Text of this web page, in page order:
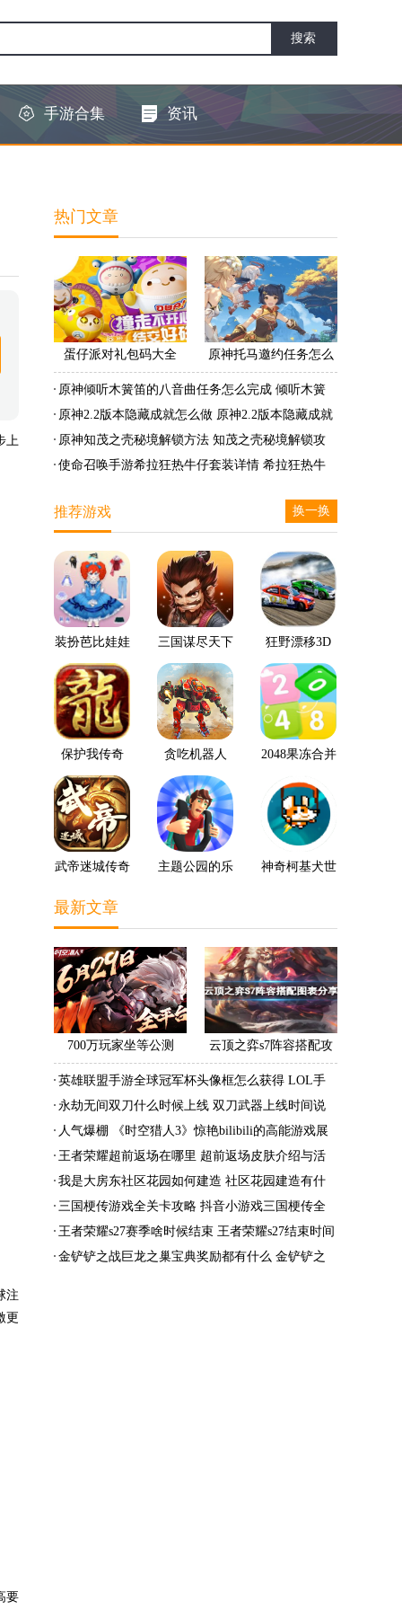
手游合集 资讯
上
注
更
要
热门文章
蛋仔派对礼包码大全
2022 蛋仔派对礼包码怎
么兑换
原神托马邀约任务怎么
做 原神托马邀约任务怎
么完成
原神倾听木簧笛的八音曲任务怎么完成 倾听木簧
笛的八音曲任务攻略
原神2.2版本隐藏成就怎么做 原神2.2版本隐藏成就
有哪些
原神知茂之壳秘境解锁方法 知茂之壳秘境解锁攻
略使命召唤手游希拉狂热牛仔套装详情 希拉狂热牛
推荐游戏 换一换
装扮芭比娃娃 三国谋尽天下 狂野漂移3D
保护我传奇 贪吃机器人 2048果冻合并
武帝迷城传奇
主题公园的乐
神奇柯基犬世
最新文章
700万玩家坐等公测
《时空猎人3》老玩家加
云顶之弈s7阵容搭配攻
略 s7最强阵容搭配组成
大全最新
英雄联盟手游全球冠军杯头像框怎么获得 LOL手
游2022全球冠军杯头像框领取活动
永劫无间双刀什么时候上线 双刀武器上线时间说
明与分享
人气爆棚 《时空猎人3》惊艳bilibili的高能游戏展
发布会
王者荣耀超前返场在哪里 超前返场皮肤介绍与活
动一览
我是大房东社区花园如何建造 社区花园建造有什
么条件
三国梗传游戏全关卡攻略 抖音小游戏三国梗传全
结局一览
王者荣耀s27赛季啥时候结束 王者荣耀s27结束时间
金铲铲之战巨龙之巢宝典奖励都有什么 金铲铲之